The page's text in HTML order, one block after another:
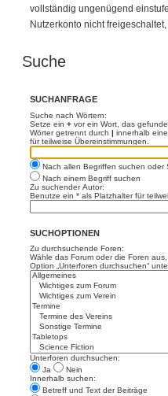
vollständig ungenügend
Nutzerkonto nicht
Suche
SUCHANFRAGE
Suche nach Wörtern:
Setze ein + vor ein Wort, das
Wörter getrennt durch | innerhalb
für teilweise Übereinstimmungen.
Nach allen Begriffen suchen
Nach einem Begriff suchen
Zu suchender Autor:
Benutze ein * als Platzhalter für
SUCHOPTIONEN
Zu durchsuchende Foren:
Wähle das Forum oder die Foren
Option „Unterforen durchsuchen“
Unterforen durchsuchen:
Ja
Nein
Innerhalb suchen:
Betreff und Text der Beiträge